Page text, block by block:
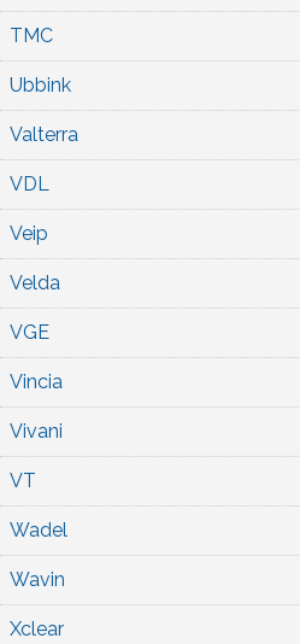
TMC
Ubbink
Valterra
VDL
Veip
Velda
VGE
Vincia
Vivani
VT
Wadel
Wavin
Xclear